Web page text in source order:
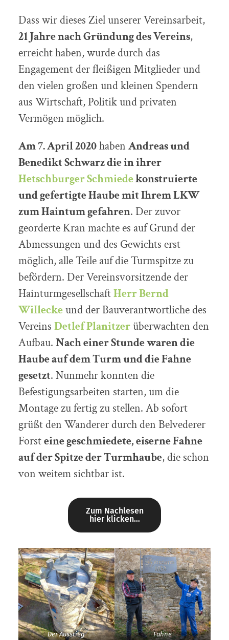
Dass wir dieses Ziel unserer Vereinsarbeit,
21 Jahre nach Gründung des Vereins,
erreicht haben, wurde durch das
Engagement der fleißigen Mitglieder und
den vielen großen und kleinen Spendern
aus Wirtschaft, Politik und privaten
Vermögen möglich.
Am 7. April 2020haben Andreas und
Benedikt Schwarz die in ihrer
Hetschburger Schmiedekonstruierte
und gefertigte Haube mit Ihrem LKW
zum Haintum gefahren. Der zuvor
georderte Kran machte es auf Grund der
Abmessungen und des Gewichts erst
möglich, alle Teile auf die Turmspitze zu
befördern. Der Vereinsvorsitzende der
HainturmgesellschaftHerr Bernd
Willeckeund der Bauverantwortliche des
Vereins Detlef Planitzerüberwachten den
Aufbau. Nach einer Stunde waren die
Haube auf dem Turm und die Fahne
gesetzt. Nunmehr konnten die
Befestigungsarbeiten starten, um die
Montage zu fertig zu stellen. Ab sofort
grüßt den Wanderer durch den Belvederer
Forsteine geschmiedete, eiserne Fahne
auf der Spitze der Turmhaube, die schon
von weitem sichtbar ist.
Zum Nachlesen
hier klicken…
Der Ausstieg Fahne